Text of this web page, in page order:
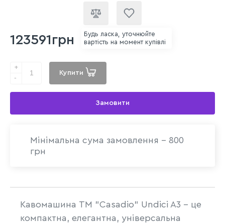
123591грн
Будь ласка, уточнюйте
вартість на момент купівлі
+
-
Купити
Замовити
Мінімальна сума замовлення - 800
грн
Кавомашина ТМ "Casadio" Undici A3 – це
компактна, елегантна, універсальна